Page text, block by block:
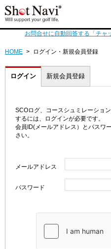
お問合せに自動回答する「チャ
HOME > ログイン・新規会員登録
ログイン 新規会員登録
SCOログ、コースシュミレーショ
するには、ログインが必要です。
会員ID(メールアドレス）とパスワ
さい。
メールアドレス
パスワード